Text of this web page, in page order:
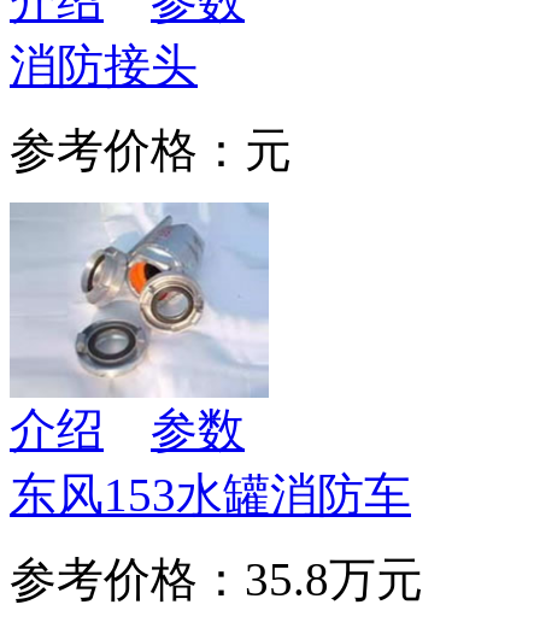
消防接头
参考价格：元
介绍
参数
东风153水罐消防车
参考价格：35.8万元